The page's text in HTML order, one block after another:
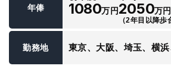
年俸 1080万円2050万円
（2年目以降歩
勤務地 東京、大阪、埼玉、横